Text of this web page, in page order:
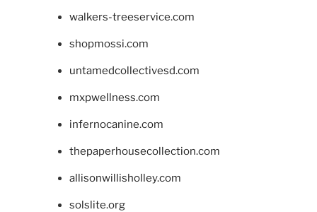
walkers-treeservice.com
shopmossi.com
untamedcollectivesd.com
mxpwellness.com
infernocanine.com
thepaperhousecollection.com
allisonwillisholley.com
solslite.org